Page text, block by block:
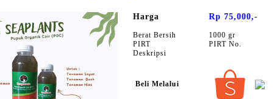
Harga Rp 75,000,-
Berat Bersih
1000 gr
PIRT
PIRT No.
Deskripsi
Beli Melalui